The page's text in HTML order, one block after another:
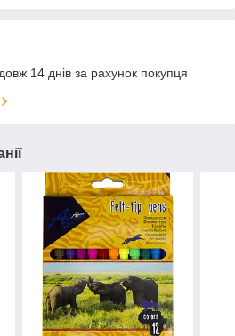
14 днів за рахунок покупця